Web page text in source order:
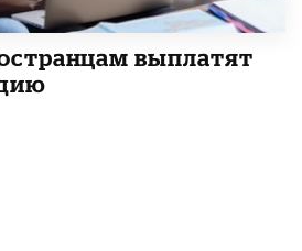
выплатят